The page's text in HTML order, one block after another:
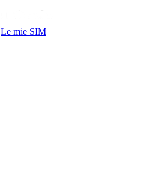
Le mie SIM